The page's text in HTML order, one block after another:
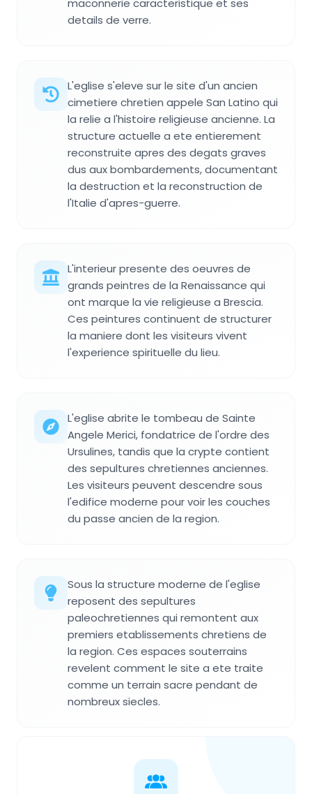
details de verre.
L'eglise s'eleve sur le site d'un ancien
cimetiere chretien appele San Latino qui
la relie a l'histoire religieuse ancienne. La
structure actuelle a ete entierement
reconstruite apres des degats graves
dus aux bombardements, documentant
la destruction et la reconstruction de
l'Italie d'apres-guerre.
L'interieur presente des oeuvres de
grands peintres de la Renaissance qui
ont marque la vie religieuse a Brescia.
Ces peintures continuent de structurer
la maniere dont les visiteurs vivent
l'experience spirituelle du lieu.
L'eglise abrite le tombeau de Sainte
Angele Merici, fondatrice de l'ordre des
Ursulines, tandis que la crypte contient
des sepultures chretiennes anciennes.
Les visiteurs peuvent descendre sous
l'edifice moderne pour voir les couches
du passe ancien de la region.
Sous la structure moderne de l'eglise
reposent des sepultures
paleochretiennes qui remontent aux
premiers etablissements chretiens de
la region. Ces espaces souterrains
revelent comment le site a ete traite
comme un terrain sacre pendant de
nombreux siecles.